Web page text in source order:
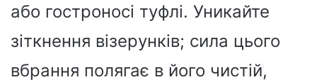
або гостроносі туфлі. Уникайте
зіткнення візерунків; сила цього
вбрання полягає в його чистій,